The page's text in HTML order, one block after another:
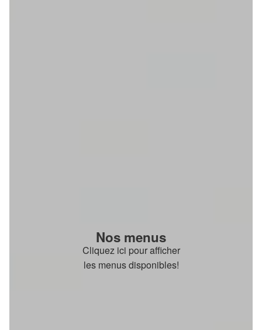
Nos menus
Cliquez ici pour afficher
les menus disponibles!